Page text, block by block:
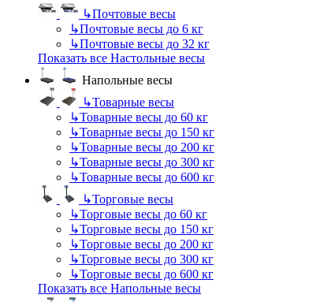
↳Почтовые весы
↳Почтовые весы до 6 кг
↳Почтовые весы до 32 кг
Показать все Настольные весы
Напольные весы
↳Товарные весы
↳Товарные весы до 60 кг
↳Товарные весы до 150 кг
↳Товарные весы до 200 кг
↳Товарные весы до 300 кг
↳Товарные весы до 600 кг
↳Торговые весы
↳Торговые весы до 60 кг
↳Торговые весы до 150 кг
↳Торговые весы до 200 кг
↳Торговые весы до 300 кг
↳Торговые весы до 600 кг
Показать все Напольные весы